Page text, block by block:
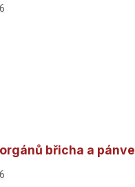
břicha a pánve